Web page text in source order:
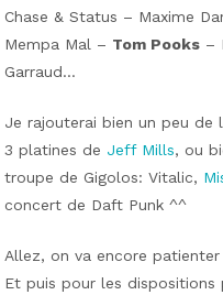
Chase & Status – Maxime
Mempa Mal – Tom Pooks –
Garraud…
Je rajouterai bien un peu de
3 platines de Jeff Mills, ou
troupe de Gigolos: Vitalic,
concert de Daft Punk ^^
Allez, on va encore
Et puis pour les dispositions